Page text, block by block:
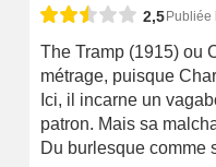
2,5 Publiée
The Tramp (1915) ou
métrage, puisque
Ici, il incarne un
patron. Mais sa
Du burlesque comme